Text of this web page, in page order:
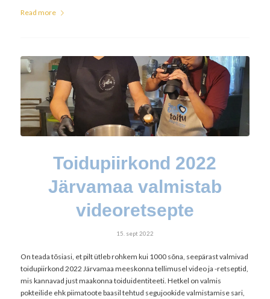
Read more
Toidupiirkond 2022
Järvamaa valmistab
videoretsepte
15. sept 2022
On teada tõsiasi, et pilt ütleb rohkem kui 1000 sõna, seepärast valmivad
toidupiirkond 2022 Järvamaa meeskonna tellimusel video ja -retseptid,
mis kannavad just maakonna toiduidentiteeti. Hetkel on valmis
pokteilide ehk piimatoote baasil tehtud segujookide valmistamise sari,